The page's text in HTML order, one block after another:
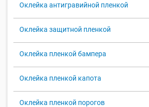
Оклейка антигравийной пленкой
Оклейка защитной пленкой
Оклейка пленкой бампера
Оклейка пленкой капота
Оклейка пленкой порогов